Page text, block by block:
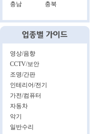
충남
충북
영상/음향
CCTV/보안
조명/간판
인테리어/전기
가전/컴퓨터
자동차
악기
일반수리